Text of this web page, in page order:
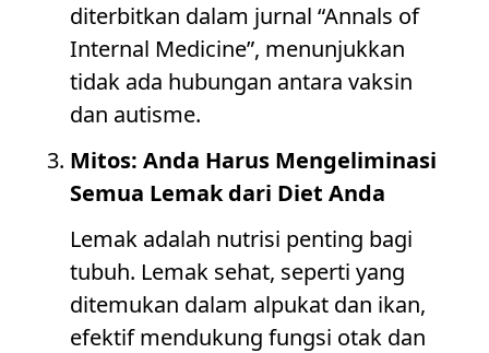
diterbitkan dalam jurnal “Annals of
Internal Medicine”, menunjukkan
tidak ada hubungan antara vaksin
dan autisme.
Mitos: Anda Harus Mengeliminasi
Semua Lemak dari Diet Anda
Lemak adalah nutrisi penting bagi
tubuh. Lemak sehat, seperti yang
ditemukan dalam alpukat dan ikan,
efektif mendukung fungsi otak dan